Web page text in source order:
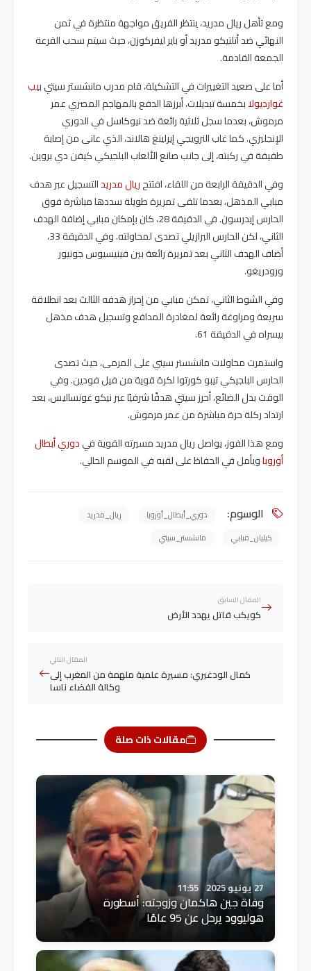
ومع تأهل ريال مدريد، ينتظر الفريق مواجهة منتظرة في ثمن
النهائي ضد أتلتيكو مدريد أو باير ليفركوزن، حيث سيتم سحب القرعة
الجمعة القادمة.
أما على صعيد التغييرات في التشكيلة، قام مدرب مانشستر سيتي بيب
غوارديولابخمسة تبديلات، أبرزها الدفع بالمهاجم المصري عمر
مرموش، بعدما سجل ثلاثية رائعة ضد نيوكاسل في الدوري
الإنجليزي. كما غاب النرويجي إيرلينغ هالاند، الذي عانى من إصابة
طفيفة في ركبته، إلى جانب صانع الألعاب البلجيكي كيفن دي بروين.
وفي الدقيقة الرابعة من اللقاء، افتتحريال مدريدالتسجيل عبر هدف
مبابي المذهل، بعدما تلقى تمريرة طويلة سددها مباشرة فوق
الحارس إيدرسون. في الدقيقة 28، كان بإمكان مبابي إضافة الهدف
الثاني، لكن الحارس البرازيلي تصدى لمحاولته. وفي الدقيقة 33،
أضاف الهدف الثاني بعد تمريرة رائعة بين فينيسيوس جونيور
ورودريغو.
وفي الشوط الثاني، تمكن مبابي من إحراز هدفه الثالث بعد انطلاقة
سريعة ومراوغة رائعة لمغادرة المدافع وتسجيل هدف مذهل
بيسراه في الدقيقة 61.
واستمرت محاولات مانشستر سيتي على المرمى، حيث تصدى
الحارس البلجيكي تيبو كورتوا لكرة قوية من فيل فودين. وفي
الوقت بدل الضائع، أحرز سيتي هدفًا شرفيًا عبر نيكو غونساليس، بعد
ارتداد ركلة حرة مباشرة من عمر مرموش.
ومع هذا الفوز، يواصل ريال مدريد مسيرته القوية فيدوري أبطال
أوروباويأمل في الحفاظ على لقبه في الموسم الحالي.
الوسوم: دوري_أبطال_أوروبا
ريال_مدريد
كيليان_مبابي
مانشستر_سيتي
المقال السابق
كويكب قاتل يهدد الأرض
المقال التالي
كمال الودغيري: مسيرة علمية ملهمة من المغرب إلى
وكالة الفضاء ناسا
مقالات ذات صلة
27 يونيو 2025 11:55
وفاة جين هاكمان وزوجته: أسطورة
هوليوود يرحل عن 95 عامًا